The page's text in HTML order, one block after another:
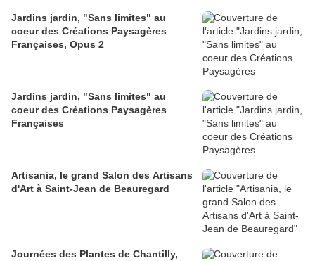
Jardins jardin, "Sans limites" au
coeur des Créations Paysagères
Françaises, Opus 2
Jardins jardin, "Sans limites" au
coeur des Créations Paysagères
Françaises
Artisania, le grand Salon des Artisans
d'Art à Saint-Jean de Beauregard
Journées des Plantes de Chantilly,